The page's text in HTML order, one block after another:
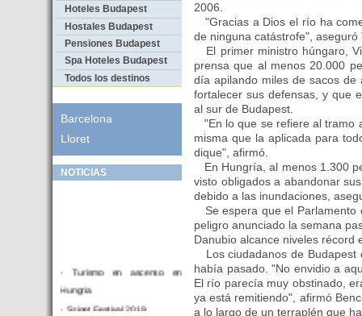
Hoteles Budapest
Hostales Budapest
Pensiones Budapest
Spa Hoteles Budapest
Todos los destinos
Barcelona
Lloret
NOTICIAS
- Turismo en ascenso en
Hungria
- Sziget Festival 2019
2006.
"Gracias a Dios el río ha
de ninguna catástrofe", aseguró
El primer ministro húngaro,
prensa que al menos 20.000
día apilando miles de sacos
fortalecer sus defensas, y que
al sur de Budapest.
"En lo que se refiere al tramo
misma que la aplicada para
dique", afirmó.
En Hungría, al menos 1.300
visto obligados a abandonar
debido a las inundaciones,
Se espera que el Parlamento
peligro anunciado la semana
Danubio alcance niveles récord
Los ciudadanos de Budapest
había pasado. "No envidio a
El río parecía muy obstinado,
ya está remitiendo", afirmó
a lo largo de un terraplén que